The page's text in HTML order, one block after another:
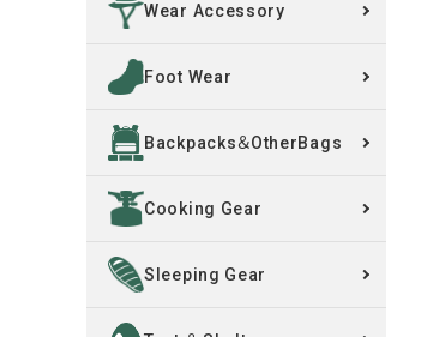
レンタル・修理
Wear Accessory
Foot Wear
Backpacks＆OtherBags
Cooking Gear
Sleeping Gear